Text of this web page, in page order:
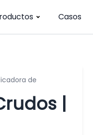
Casos
de
|